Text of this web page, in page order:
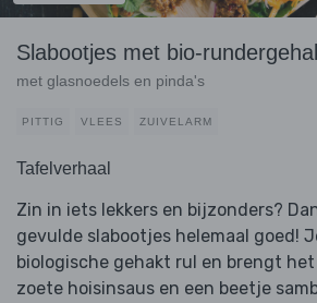
Slabootjes met bio-
met glasnoedels en pinda's
PITTIG VLEES ZUIVELARM
Tafelverhaal
Zin in iets lekkers en bijzonders?
gevulde slabootjes helemaal goed!
biologische gehakt rul en brengt het
zoete hoisinsaus en een beetje